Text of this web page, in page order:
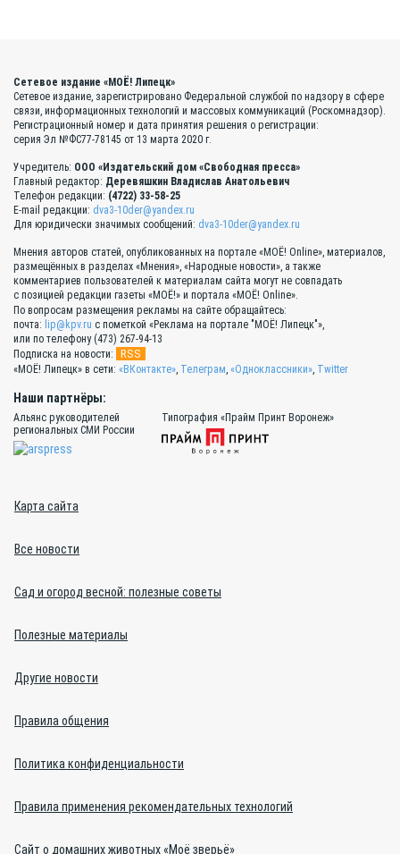
Сетевое издание «МОЁ! Липецк»
Сетевое издание, зарегистрировано Федеральной службой по надзору в сфере
связи, информационных технологий и массовых коммуникаций (Роскомнадзор).
Регистрационный номер и дата принятия решения о регистрации:
серия Эл №ФС77-78145 от 13 марта 2020 г.
Учредитель: ООО «Издательский дом «Свободная пресса»
Главный редактор: Деревяшкин Владислав Анатольевич
Телефон редакции: (4722) 33-58-25
E-mail редакции: dva3-10der@yandex.ru
Для юридически значимых сообщений: dva3-10der@yandex.ru
Мнения авторов статей, опубликованных на портале «МОЁ! Online», материалов,
размещённых в разделах «Мнения», «Народные новости», а также
комментариев пользователей к материалам сайта могут не совпадать
с позицией редакции газеты «МОЁ!» и портала «МОЁ! Online».
По вопросам размещения рекламы на сайте обращайтесь:
почта: lip@kpv.ru с пометкой «Реклама на портале "МОЁ! Липецк"»,
или по телефону (473) 267-94-13
Подписка на новости:
RSS
«МОЁ! Липецк» в сети: «ВКонтакте», Телеграм, «Одноклассники», Twitter
Наши партнёры:
Альянс руководителей
региональных СМИ России
Типография «Прайм Принт Воронеж»
Карта сайта
Все новости
Сад и огород весной: полезные советы
Полезные материалы
Другие новости
Правила общения
Политика конфиденциальности
Правила применения рекомендательных технологий
Сайт о домашних животных «Моё зверьё»